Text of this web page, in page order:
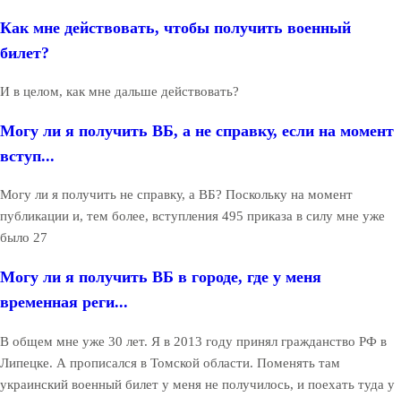
Как мне действовать, чтобы получить военный
билет?
И в целом, как мне дальше действовать?
Могу ли я получить ВБ, а не справку, если на момент
вступ...
Могу ли я получить не справку, а ВБ? Поскольку на момент
публикации и, тем более, вступления 495 приказа в силу мне уже
было 27
Могу ли я получить ВБ в городе, где у меня
временная реги...
В общем мне уже 30 лет. Я в 2013 году принял гражданство РФ в
Липецке. А прописался в Томской области. Поменять там
украинский военный билет у меня не получилось, и поехать туда у